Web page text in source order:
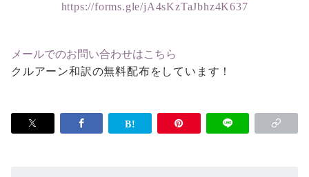
https://forms.gle/jA4sKzTaJbhz4K637
メールでのお問い合わせはこちら
クルアーン和訳の無料配布をしています！